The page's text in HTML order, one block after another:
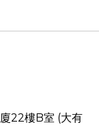
22樓B室 (大有